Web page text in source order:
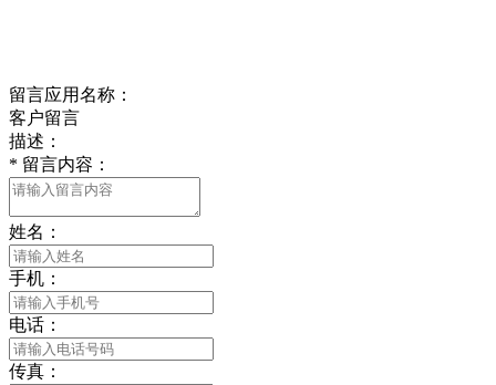
留言应用名称：
客户留言
描述：
* 留言内容：
姓名：
手机：
电话：
传真：